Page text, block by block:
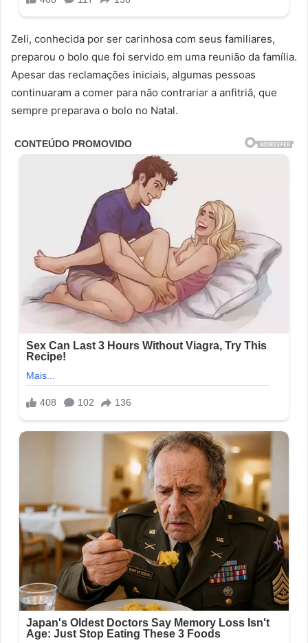
Zeli, conhecida por ser carinhosa com seus familiares,
preparou o bolo que foi servido em uma reunião da família.
Apesar das reclamações iniciais, algumas pessoas
continuaram a comer para não contrariar a anfitriã, que
sempre preparava o bolo no Natal.